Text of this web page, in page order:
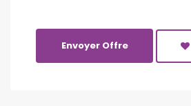
Envoyer Offre